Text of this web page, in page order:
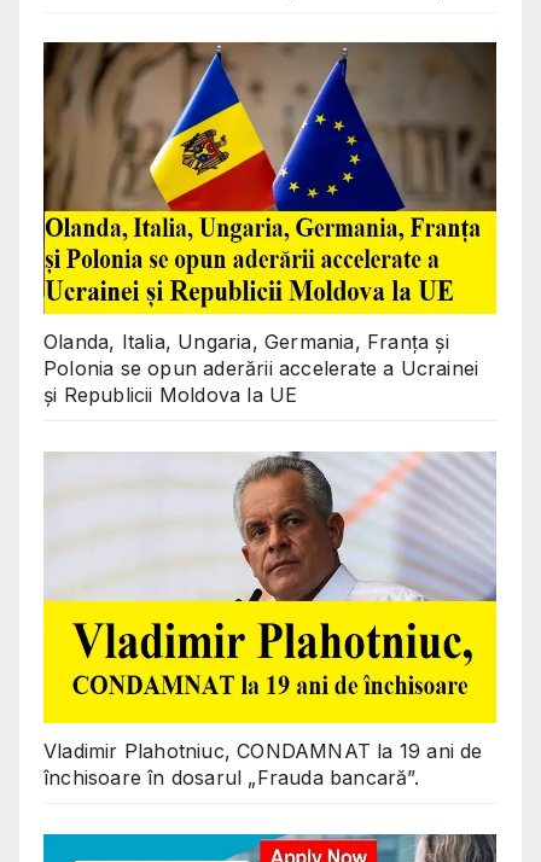
Olanda, Italia, Ungaria, Germania, Franța și
Polonia se opun aderării accelerate a Ucrainei
și Republicii Moldova la UE
Vladimir Plahotniuc, CONDAMNAT la 19 ani de
închisoare în dosarul „Frauda bancară”.